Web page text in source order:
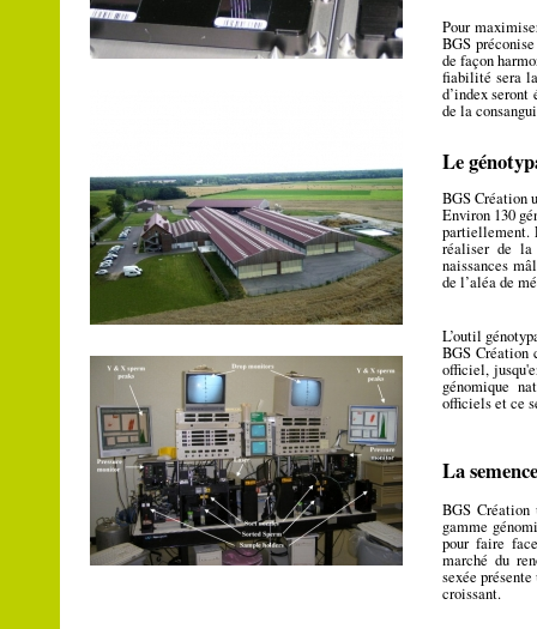
Pour
BGS
de façon
fiabilité sera
d’index
de la
Le
BGS Création
Environ 130
partiellement.
réaliser de la
naissances
de l’aléa de
L’outil
BGS Création
officiel,
génomique
officiels et ce
La
BGS
gamme
pour faire
marché du
sexée
croissant.